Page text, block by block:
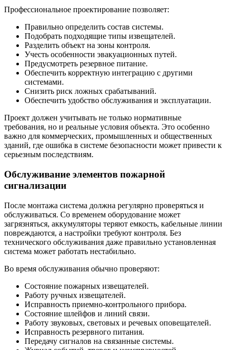
Профессиональное проектирование позволяет:
Правильно определить состав системы.
Подобрать подходящие типы извещателей.
Разделить объект на зоны контроля.
Учесть особенности эвакуационных путей.
Предусмотреть резервное питание.
Обеспечить корректную интеграцию с другими
системами.
Снизить риск ложных срабатываний.
Обеспечить удобство обслуживания и эксплуатации.
Проект должен учитывать не только нормативные
требования, но и реальные условия объекта. Это особенно
важно для коммерческих, промышленных и общественных
зданий, где ошибка в системе безопасности может привести к
серьезным последствиям.
Обслуживание элементов пожарной
сигнализации
После монтажа система должна регулярно проверяться и
обслуживаться. Со временем оборудование может
загрязняться, аккумуляторы теряют емкость, кабельные линии
повреждаются, а настройки требуют контроля. Без
технического обслуживания даже правильно установленная
система может работать нестабильно.
Во время обслуживания обычно проверяют:
Состояние пожарных извещателей.
Работу ручных извещателей.
Исправность приемно-контрольного прибора.
Состояние шлейфов и линий связи.
Работу звуковых, световых и речевых оповещателей.
Исправность резервного питания.
Передачу сигналов на связанные системы.